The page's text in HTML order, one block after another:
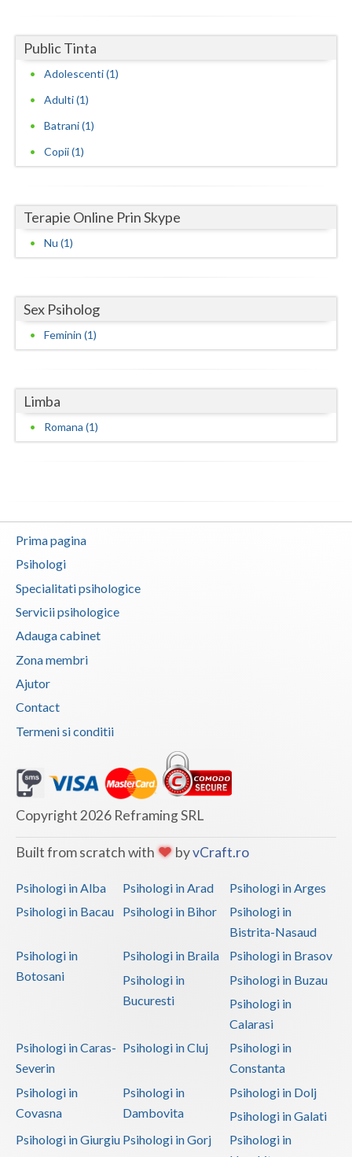
Maramures
Mehedinti
Mures
Neamt
Salaj
Satu-Mare
Suceava
Teleorman
Tulcea
Valcea
Public Tinta
Adolescenti (1)
Adulti (1)
Batrani (1)
Copii (1)
Terapie Online Prin Skype
Nu (1)
Sex Psiholog
Feminin (1)
Limba
Romana (1)
Prima pagina
Psihologi
Specialitati psihologice
Servicii psihologice
Adauga cabinet
Zona membri
Ajutor
Contact
Termeni si conditii
Copyright 2026 Reframing SRL
Built from scratch with byvCraft.ro
Psihologi in Alba Psihologi in Arad
Psihologi in Arges
Psihologi in Bacau
Psihologi in Bihor
Psihologi in
Bistrita-Nasaud
Psihologi in
Botosani
Psihologi in Braila
Psihologi in Brasov
Psihologi in
Bucuresti
Psihologi in Buzau
Psihologi in
Calarasi
Psihologi in Caras-
Severin
Psihologi in Cluj
Psihologi in
Constanta
Psihologi in
Covasna
Psihologi in
Dambovita
Psihologi in Dolj
Psihologi in Galati
Psihologi in Giurgiu Psihologi in Gorj
Psihologi in